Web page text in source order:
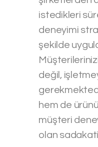
istedikleri
deneyimi
şekilde
değil,
hem de ürünü
müşteri
olan